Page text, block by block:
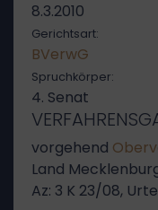
8.3.2010
Gerichtsart:
BVerwG
Spruchkörper:
4. Senat
vorgehend
Land
Az: 3 K 23/08,